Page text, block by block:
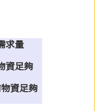
求量
資足夠
物資足夠